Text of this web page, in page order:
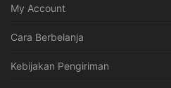
My Account
Cara Berbelanja
Kebijakan Pengiriman